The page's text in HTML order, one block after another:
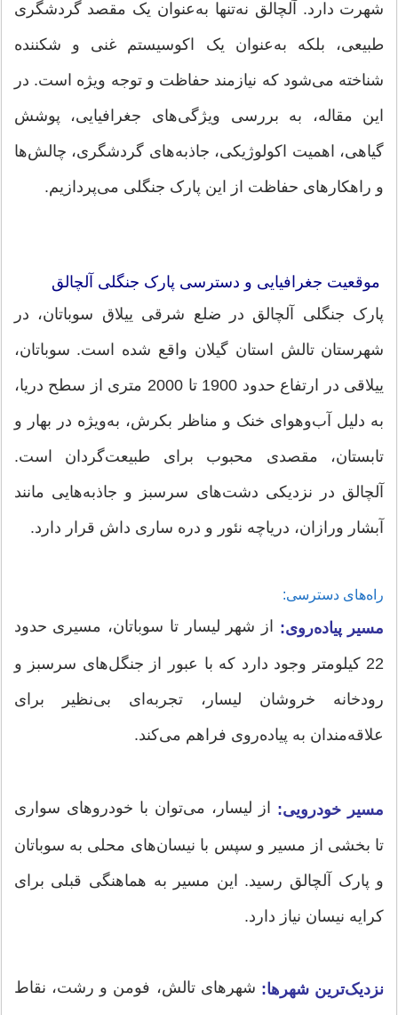
شهرت دارد. آلچالق نه‌تنها به‌عنوان یک مقصد گردشگری
طبیعی، بلکه به‌عنوان یک اکوسیستم غنی و شکننده
شناخته می‌شود که نیازمند حفاظت و توجه ویژه است. در
این مقاله، به بررسی ویژگی‌های جغرافیایی، پوشش
گیاهی، اهمیت اکولوژیکی، جاذبه‌های گردشگری، چالش‌ها
و راهکارهای حفاظت از این پارک جنگلی می‌پردازیم.
موقعیت جغرافیایی و دسترسی پارک جنگلی آلچالق
پارک جنگلی آلچالق در ضلع شرقی ییلاق سوباتان، در
شهرستان تالش استان گیلان واقع شده است. سوباتان،
ییلاقی در ارتفاع حدود 1900 تا 2000 متری از سطح دریا،
به دلیل آب‌وهوای خنک و مناظر بکرش، به‌ویژه در بهار و
تابستان، مقصدی محبوب برای طبیعت‌گردان است.
آلچالق در نزدیکی دشت‌های سرسبز و جاذبه‌هایی مانند
آبشار ورازان، دریاچه نئور و دره ساری داش قرار دارد.
راه‌های دسترسی:
مسیر پیاده‌روی: از شهر لیسار تا سوباتان، مسیری حدود
22 کیلومتر وجود دارد که با عبور از جنگل‌های سرسبز و
رودخانه خروشان لیسار، تجربه‌ای بی‌نظیر برای
علاقه‌مندان به پیاده‌روی فراهم می‌کند.
مسیر خودرویی: از لیسار، می‌توان با خودروهای سواری
تا بخشی از مسیر و سپس با نیسان‌های محلی به سوباتان
و پارک آلچالق رسید. این مسیر به هماهنگی قبلی برای
کرایه نیسان نیاز دارد.
نزدیک‌ترین شهرها: شهرهای تالش، فومن و رشت، نقاط